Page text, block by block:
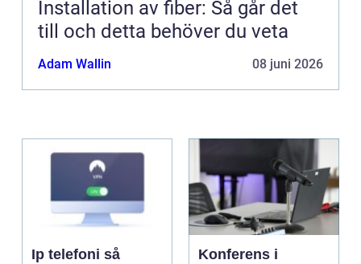
Installation av fiber: Så går det
till och detta behöver du veta
Adam Wallin 08 juni 2026
Ip telefoni så
Konferens i